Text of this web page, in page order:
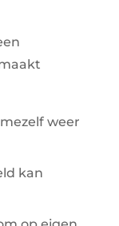
weer
kan